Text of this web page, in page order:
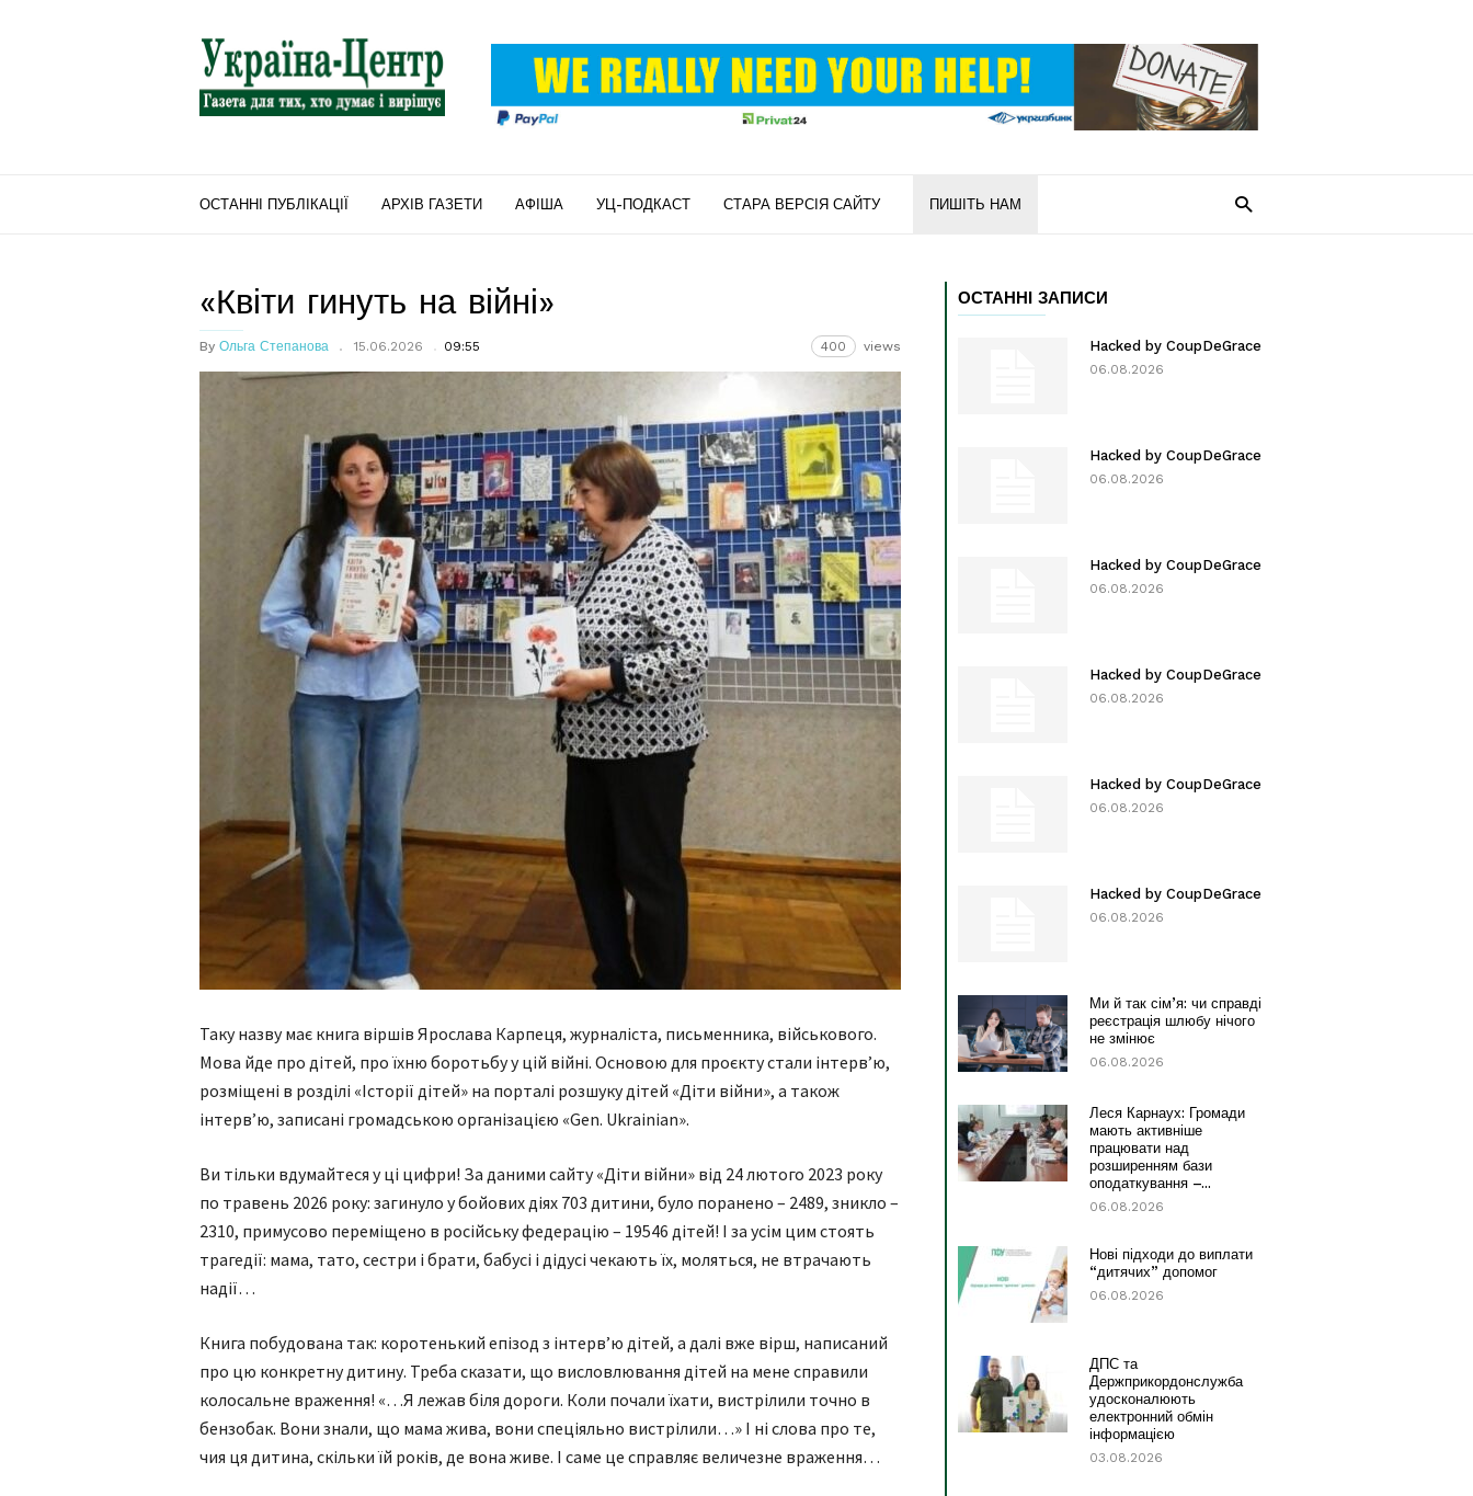
"Україна-
Центр"
ОСТАННІ ПУБЛІКАЦІЇ АРХІВ ГАЗЕТИ АФІША УЦ-ПОДКАСТ СТАРА ВЕРСІЯ САЙТУ ПИШІТЬ НАМ
«Квіти гинуть на війні»
By Ольга Степанова 15.06.2026 09:55 400 views
Таку назву має книга віршів Ярослава Карпеця, журналіста, письменника, військового.
Мова йде про дітей, про їхню боротьбу у цій війні. Основою для проєкту стали інтерв’ю,
розміщені в розділі «Історії дітей» на порталі розшуку дітей «Діти війни», а також
інтерв’ю, записані громадською організацією «Gen. Ukrainian».
Ви тільки вдумайтеся у ці цифри! За даними сайту «Діти війни» від 24 лютого 2023 року
по травень 2026 року: загинуло у бойових діях 703 дитини, було поранено – 2489, зникло –
2310, примусово переміщено в російську федерацію – 19546 дітей! І за усім цим стоять
трагедії: мама, тато, сестри і брати, бабусі і дідусі чекають їх, моляться, не втрачають
надії…
Книга побудована так: коротенький епізод з інтерв’ю дітей, а далі вже вірш, написаний
про цю конкретну дитину. Треба сказати, що висловлювання дітей на мене справили
колосальне враження! «…Я лежав біля дороги. Коли почали їхати, вистрілили точно в
бензобак. Вони знали, що мама жива, вони спеціяльно вистрілили…» І ні слова про те,
чия ця дитина, скільки їй років, де вона живе. І саме це справляє величезне враження…
ОСТАННІ ЗАПИСИ
Hacked by CoupDeGrace
06.08.2026
Hacked by CoupDeGrace
06.08.2026
Hacked by CoupDeGrace
06.08.2026
Hacked by CoupDeGrace
06.08.2026
Hacked by CoupDeGrace
06.08.2026
Hacked by CoupDeGrace
06.08.2026
Ми й так сім’я: чи справді
реєстрація шлюбу нічого
не змінює
06.08.2026
Леся Карнаух: Громади
мають активніше
працювати над
розширенням бази
оподаткування –...
06.08.2026
Нові підходи до виплати
“дитячих” допомог
06.08.2026
ДПС та
Держприкордонслужба
удосконалюють
електронний обмін
інформацією
03.08.2026